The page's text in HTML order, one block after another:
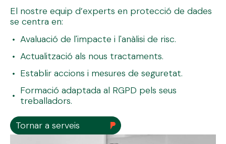
El nostre equip d’experts en protecció de dades
se centra en:
Avaluació de l'impacte i l'anàlisi de risc.
Actualització als nous tractaments.
Establir accions i mesures de seguretat.
Formació adaptada al RGPD pels seus
treballadors.
Tornar a serveis